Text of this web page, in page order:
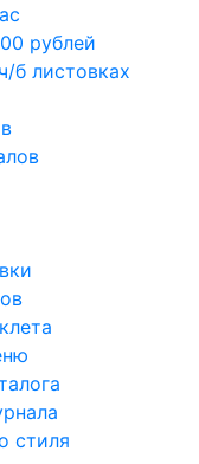
рублей
б листовках
стиля